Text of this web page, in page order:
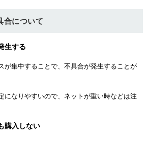
合について
生する
が集中することで、不具合が発生することが
になりやすいので、ネットが重い時などは注
購入しない